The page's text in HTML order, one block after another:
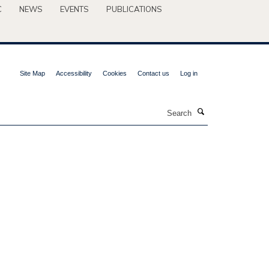
NEWS EVENTS PUBLICATIONS
Site Map Accessibility Cookies Contact us Log in